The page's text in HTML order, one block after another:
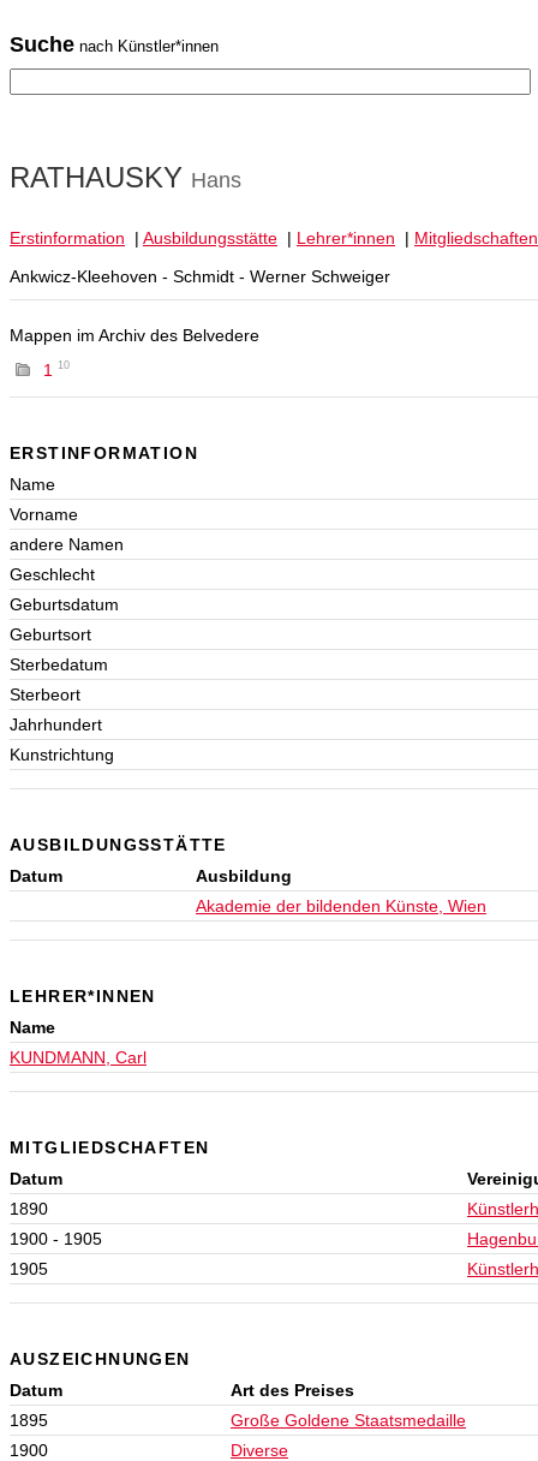
Suche nach Künstler*innen
RATHAUSKY Hans
Erstinformation | Ausbildungsstätte | Lehrer*innen | Mitgliedschaften
Ankwicz-Kleehoven - Schmidt - Werner Schweiger
Mappen im Archiv des Belvedere
1
10
ERSTINFORMATION
Name
Vorname
andere Namen
Geschlecht
Geburtsdatum
Geburtsort
Sterbedatum
Sterbeort
Jahrhundert
Kunstrichtung
AUSBILDUNGSSTÄTTE
Datum
Ausbildung
Akademie der bildenden Künste, Wien
LEHRER*INNEN
Name
KUNDMANN, Carl
MITGLIEDSCHAFTEN
Datum
1890
1900 - 1905
1905
AUSZEICHNUNGEN
Datum
Art des Preises
1895
Große Goldene Staatsmedaille
1900
Diverse